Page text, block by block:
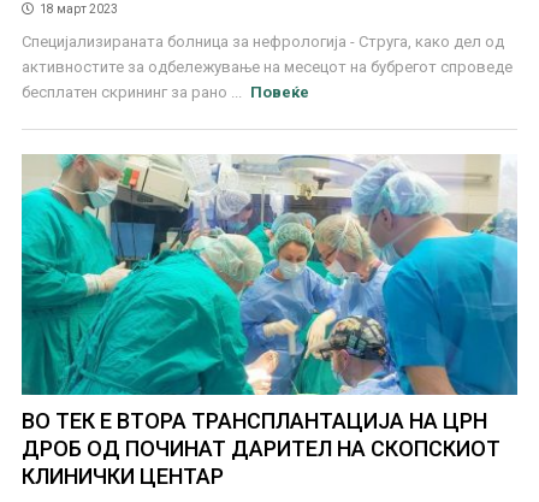
18 март 2023
Специјализираната болница за нефрологија - Струга, како дел од
активностите за одбележување на месецот на бубрегот спроведе
бесплатен скрининг за рано ...
Повеќе
ВО ТЕК Е ВТОРА ТРАНСПЛАНТАЦИЈА НА ЦРН
ДРОБ ОД ПОЧИНАТ ДАРИТЕЛ НА СКОПСКИОТ
КЛИНИЧКИ ЦЕНТАР